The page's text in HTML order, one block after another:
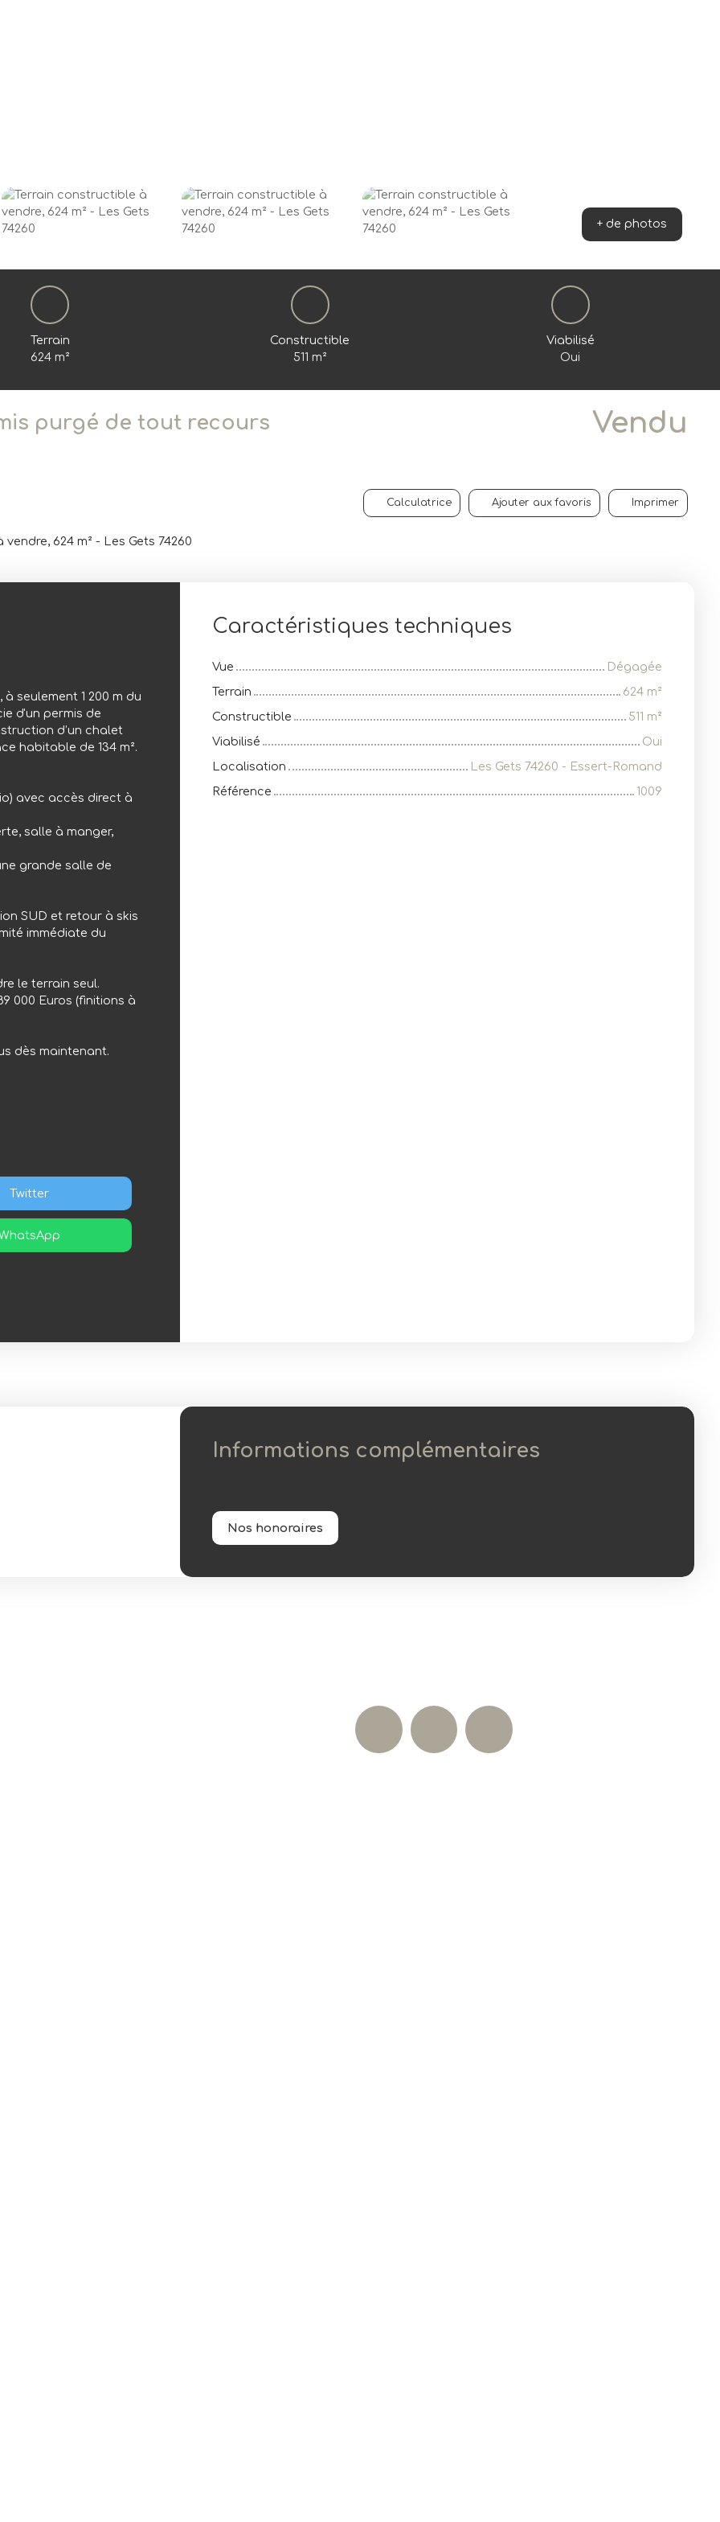
+ de photos
Terrain
624 m²
Constructible
511 m²
Viabilisé
Oui
purgé de tout recours Vendu
Calculatrice Ajouter aux favoris Imprimer
624 m² - Les Gets 74260
seulement 1 200 m du
d'un permis de
d’un chalet
habitable de 134 m².
avec accès direct à
salle à manger,
grande salle de
SUD et retour à skis
immédiate du
le terrain seul.
000 Euros (finitions à
dès maintenant.
Twitter
Caractéristiques techniques
Vue
Dégagée
Terrain
624 m²
Constructible
511 m²
Viabilisé
Oui
Localisation
Les Gets 74260 - Essert-Romand
Référence
1009
Informations complémentaires
Nos honoraires